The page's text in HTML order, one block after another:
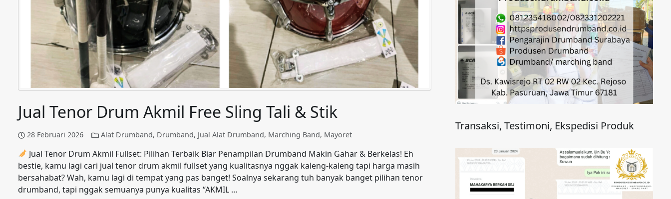
Jual Tenor Drum Akmil Free Sling Tali & Stik
28 Februari 2026 Alat Drumband, Drumband, Jual Alat Drumband, Marching Band, Mayoret
Jual Tenor Drum Akmil Fullset: Pilihan Terbaik Biar Penampilan Drumband Makin Gahar & Berkelas! Eh
bestie, kamu lagi cari jual tenor drum akmil fullset yang kualitasnya nggak kaleng-kaleng tapi harga masih
bersahabat? Wah, kamu lagi di tempat yang pas banget! Soalnya sekarang tuh banyak banget pilihan tenor
drumband, tapi nggak semuanya punya kualitas “AKMIL …
Transaksi, Testimoni, Ekspedisi Produk